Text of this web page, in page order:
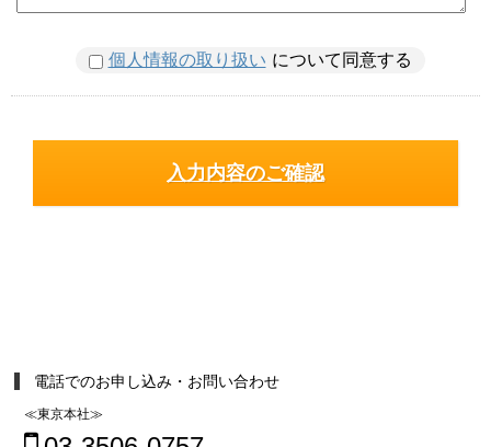
個人情報の取り扱い について同意する
電話でのお申し込み・お問い合わせ
≪東京本社≫